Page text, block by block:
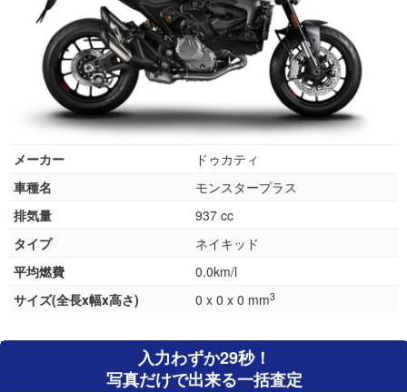
メーカー
ドゥカティ
車種名
モンスタープラス
排気量
937 cc
タイプ
ネイキッド
平均燃費
0.0km/l
サイズ(全長x幅x高さ)
0 x 0 x 0 mm3
入力わずか29秒！
写真だけで出来る一括査定